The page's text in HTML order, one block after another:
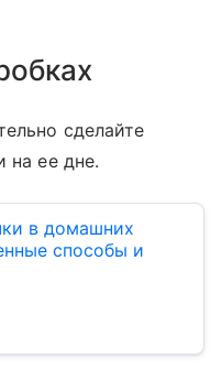
сделайте
на ее дне.
в домашних
способы и